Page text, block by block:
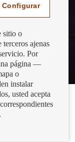
nuestra cuenta es
Configurar
sitio o
ajenas
Por
página —
o
instalar
usted acepta